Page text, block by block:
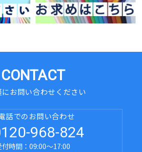
CONTACT
にお問い合わせください
話でのお問い合わせ
968-824
付時間：09:00～17:00